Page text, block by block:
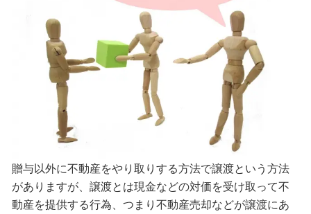
贈与以外に不動産をやり取りする方法で譲渡という方法
がありますが、譲渡とは現金などの対価を受け取って不
動産を提供する行為、つまり不動産売却などが譲渡にあ